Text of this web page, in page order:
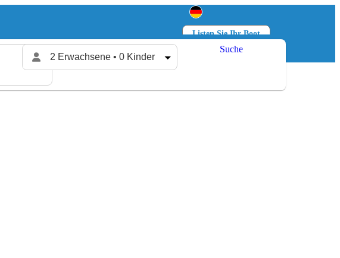
Listen Sie Ihr Boot
Anmelden Registrieren
2 Erwachsene • 0 Kinder
Suche